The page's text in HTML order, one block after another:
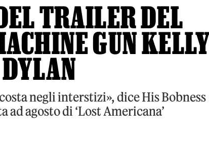
TRAILER DEL
GUN
negli interstizi», dice His Bobness
ad agosto di ‘Lost Americana’